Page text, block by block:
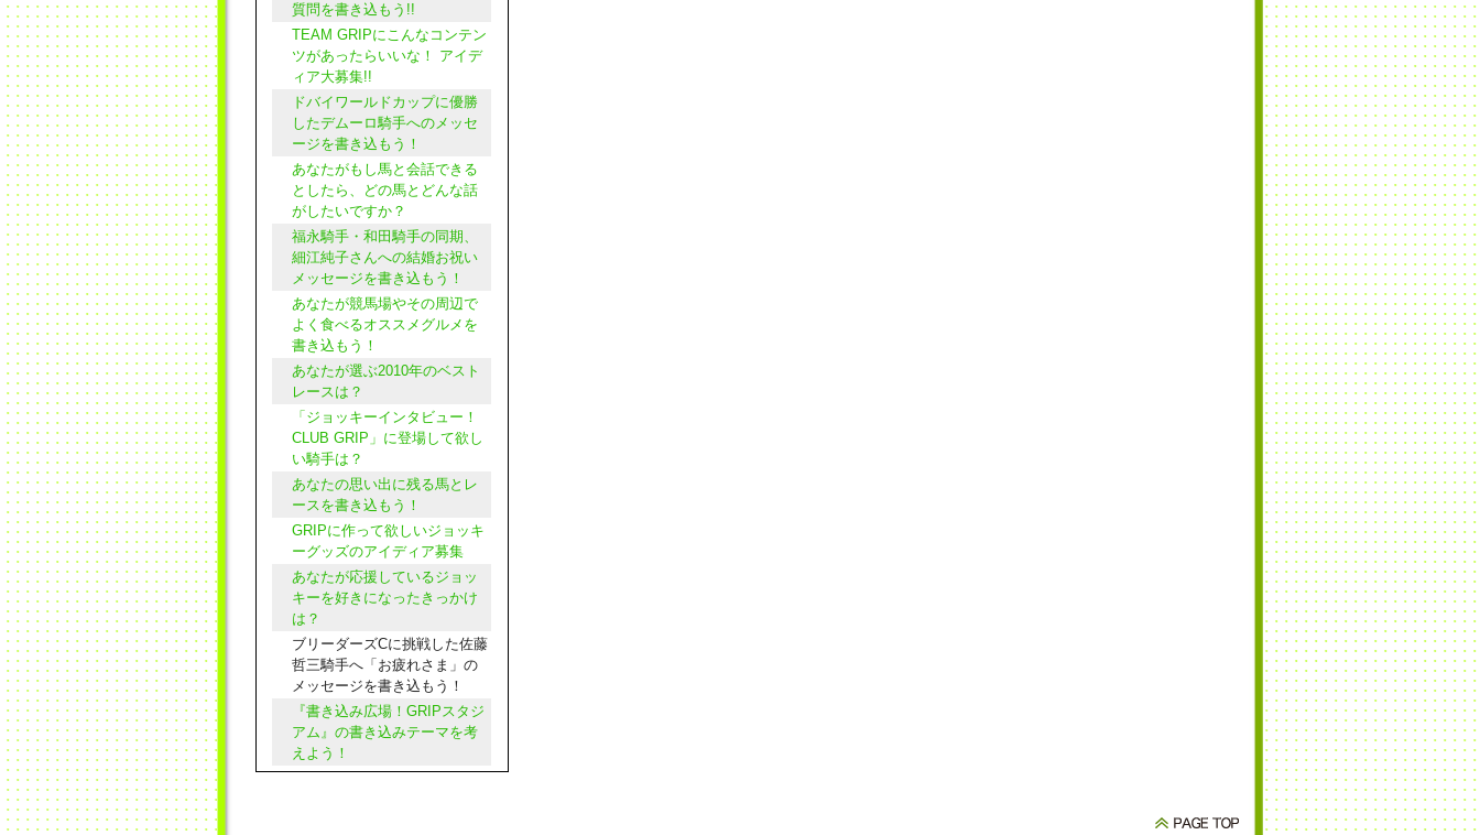
質問を書き込もう!!
TEAM GRIPにこんなコンテン
ツがあったらいいな！ アイデ
ィア大募集!!
ドバイワールドカップに優勝
したデムーロ騎手へのメッセ
ージを書き込もう！
あなたがもし馬と会話できる
としたら、どの馬とどんな話
がしたいですか？
福永騎手・和田騎手の同期、
細江純子さんへの結婚お祝い
メッセージを書き込もう！
あなたが競馬場やその周辺で
よく食べるオススメグルメを
書き込もう！
あなたが選ぶ2010年のベスト
レースは？
「ジョッキーインタビュー！
CLUB GRIP」に登場して欲し
い騎手は？
あなたの思い出に残る馬とレ
ースを書き込もう！
GRIPに作って欲しいジョッキ
ーグッズのアイディア募集
あなたが応援しているジョッ
キーを好きになったきっかけ
は？
ブリーダーズCに挑戦した佐藤
哲三騎手へ「お疲れさま」の
メッセージを書き込もう！
『書き込み広場！GRIPスタジ
アム』の書き込みテーマを考
えよう！